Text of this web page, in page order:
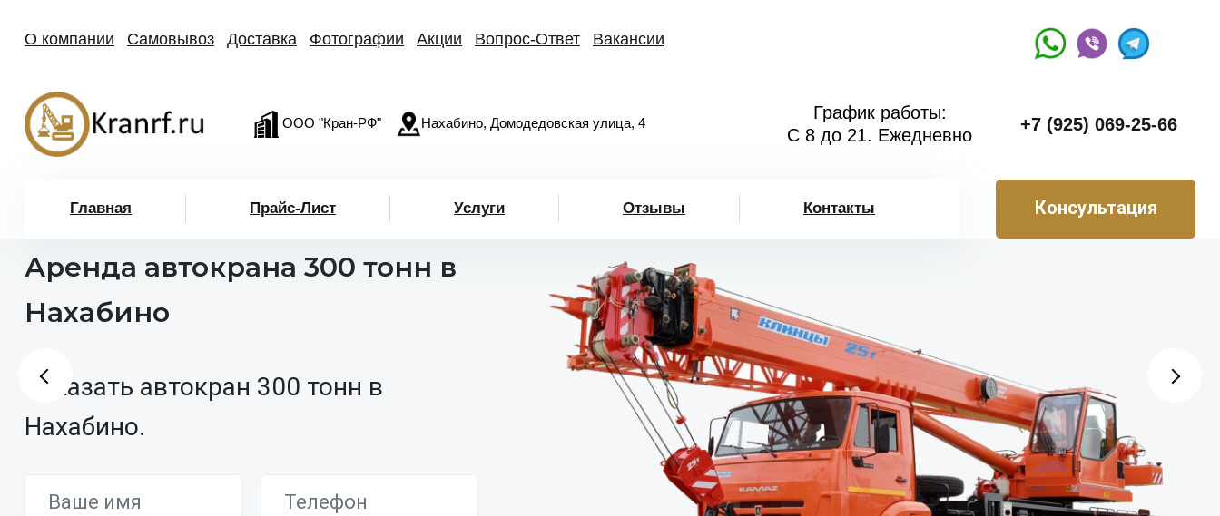
О компании Самовывоз Доставка Фотографии Акции Вопрос-Ответ Вакансии
ООО "Кран-РФ" Нахабино, Домодедовская улица, 4
График работы:
С 8 до 21. Ежедневно
+7 (925) 069-25-66
Главная Прайс-Лист Услуги Отзывы Контакты Консультация
Аренда автокрана 300 тонн в
Нахабино
Заказать автокран 300 тонн в
Нахабино.